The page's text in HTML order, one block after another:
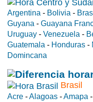
Argentina - Bolivia -
Guyana - Guayana
Uruguay - Venezuela -
Guatemala - Honduras -
Domincana
Brasil
Acre -Alagoas -Amapa -